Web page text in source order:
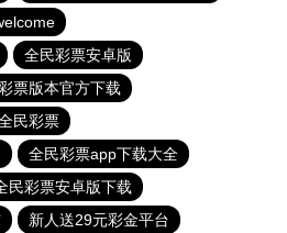
全民彩票安卓版
票版本官方下载
民彩票
全民彩票app下载大全
民彩票安卓版下载
新人送29元彩金平台